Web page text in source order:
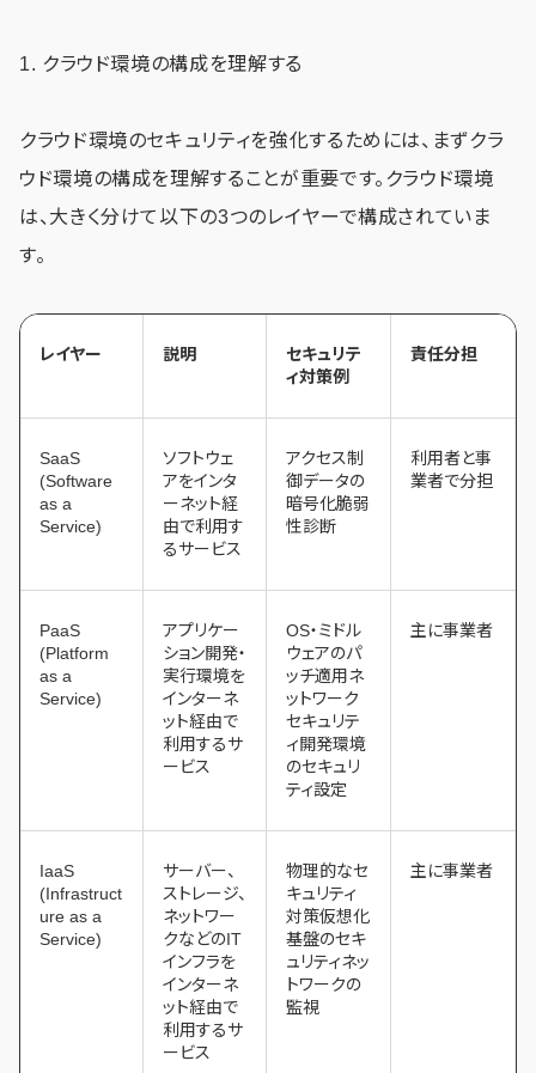
1. クラウド環境の構成を理解する
クラウド環境のセキュリティを強化するためには、まずクラ
ウド環境の構成を理解することが重要です。クラウド環境
は、大きく分けて以下の3つのレイヤーで構成されていま
す。
レイヤー 説明
セキュリテ
ィ対策例
責任分担
SaaS
(Software
as a
Service)
ソフトウェ
アをインタ
ーネット経
由で利用す
るサービス
アクセス制
御データの
暗号化脆弱
性診断
利用者と事
業者で分担
PaaS
(Platform
as a
Service)
アプリケー
ション開発・
実行環境を
インターネ
ット経由で
利用するサ
ービス
OS・ミドル
ウェアのパ
ッチ適用ネ
ットワーク
セキュリテ
ィ開発環境
のセキュリ
ティ設定
主に事業者
IaaS
(Infrastruct
ure as a
Service)
サーバー、
ストレージ、
ネットワー
クなどのIT
インフラを
インターネ
ット経由で
利用するサ
ービス
物理的なセ
キュリティ
対策仮想化
基盤のセキ
ュリティネッ
トワークの
監視
主に事業者